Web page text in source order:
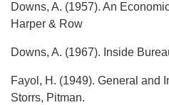
Downs, A. (1957). An
Harper & Row
Downs, A. (1967). Inside
Fayol, H. (1949). General and
Storrs, Pitman.